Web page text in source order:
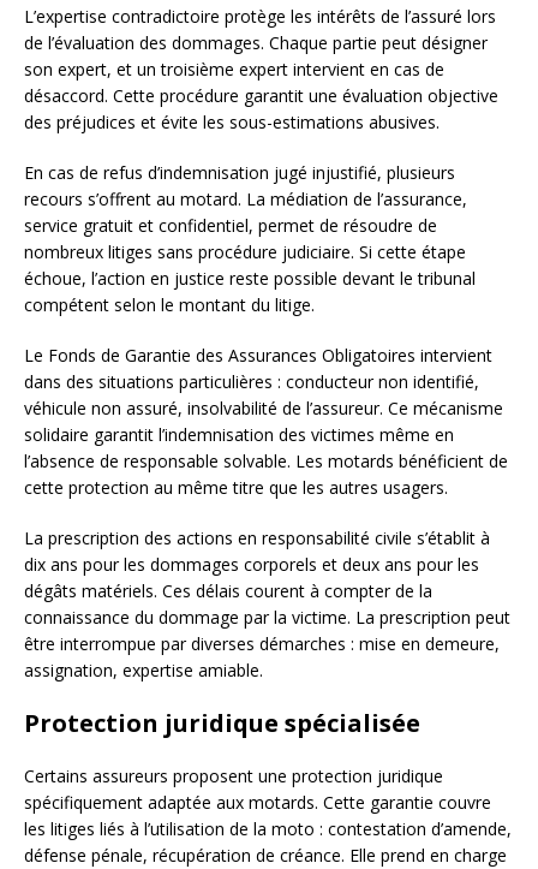
L’expertise contradictoire protège les intérêts de l’assuré lors
de l’évaluation des dommages. Chaque partie peut désigner
son expert, et un troisième expert intervient en cas de
désaccord. Cette procédure garantit une évaluation objective
des préjudices et évite les sous-estimations abusives.
En cas de refus d’indemnisation jugé injustifié, plusieurs
recours s’offrent au motard. La médiation de l’assurance,
service gratuit et confidentiel, permet de résoudre de
nombreux litiges sans procédure judiciaire. Si cette étape
échoue, l’action en justice reste possible devant le tribunal
compétent selon le montant du litige.
Le Fonds de Garantie des Assurances Obligatoires intervient
dans des situations particulières : conducteur non identifié,
véhicule non assuré, insolvabilité de l’assureur. Ce mécanisme
solidaire garantit l’indemnisation des victimes même en
l’absence de responsable solvable. Les motards bénéficient de
cette protection au même titre que les autres usagers.
La prescription des actions en responsabilité civile s’établit à
dix ans pour les dommages corporels et deux ans pour les
dégâts matériels. Ces délais courent à compter de la
connaissance du dommage par la victime. La prescription peut
être interrompue par diverses démarches : mise en demeure,
assignation, expertise amiable.
Protection juridique spécialisée
Certains assureurs proposent une protection juridique
spécifiquement adaptée aux motards. Cette garantie couvre
les litiges liés à l’utilisation de la moto : contestation d’amende,
défense pénale, récupération de créance. Elle prend en charge